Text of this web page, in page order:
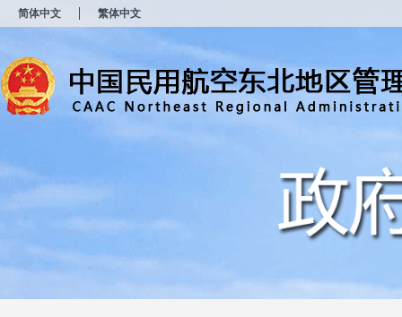
简体中文 繁体中文
窗
打
开
无
障